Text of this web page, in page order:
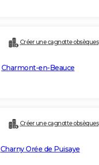
Créer une cagnotte obsèques
Charmont-en-Beauce
Créer une cagnotte obsèques
Charny Orée de Puisaye